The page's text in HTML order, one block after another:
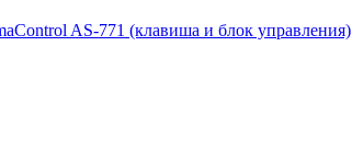
AS-771 (клавиша и блок управления)